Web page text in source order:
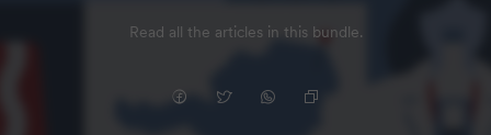
Read all the articles in this bundle.